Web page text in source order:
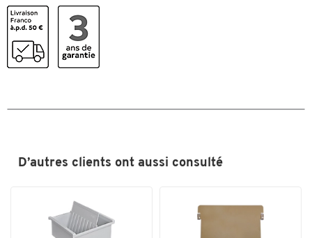
Coloris
Dimensions
Largeur (mm)
D’autres clients ont aussi consulté